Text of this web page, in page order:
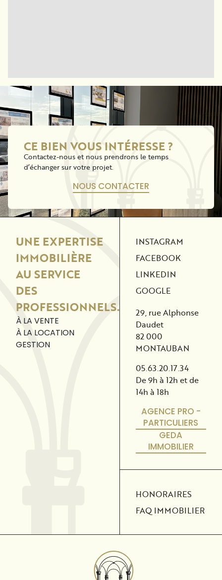
CE BIEN VOUS INTÉRESSE ?
Contactez-nous et nous prendrons le temps
d’échanger sur votre projet.
NOUS CONTACTER
UNE EXPERTISE
IMMOBILIÈRE
AU SERVICE
DES
PROFESSIONNELS.
À LA VENTE
À LA LOCATION
GESTION
INSTAGRAM
FACEBOOK
LINKEDIN
GOOGLE
29, rue Alphonse
Daudet
82 000
MONTAUBAN
05.63.20.17.34
De 9h à 12h et de
14h à 18h
AGENCE PRO -
PARTICULIERS
GEDA
IMMOBILIER
HONORAIRES
FAQ IMMOBILIER